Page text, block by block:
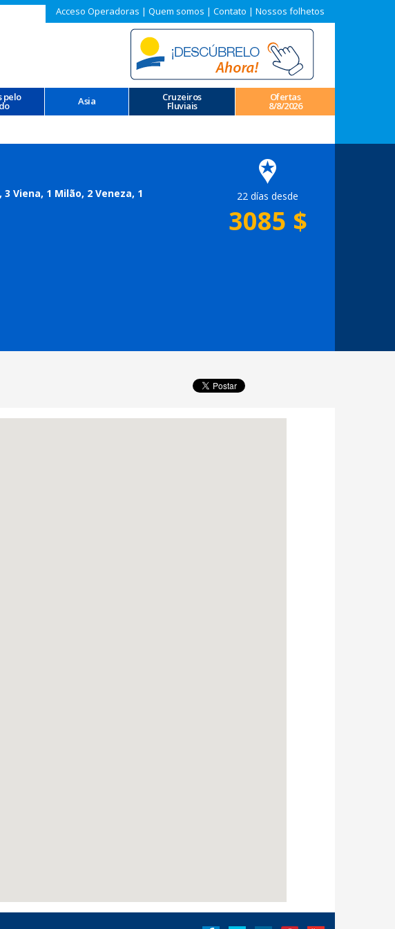
Acceso Operadoras | Quem somos | Contato | Nossos folhetos
pelo Asia Cruzeiros
Fluviais
Ofertas
8/8/2026
Viena, 1 Milão, 2 Veneza, 1
22 días desde
3085 $